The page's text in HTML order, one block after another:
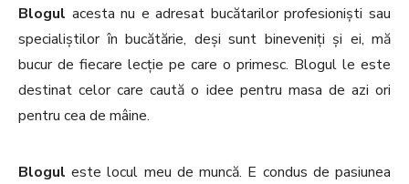
Blogul acesta nu e adresat bucătarilor profesioniști sau
specialiștilor în bucătărie, deși sunt bineveniți și ei, mă
bucur de fiecare lecție pe care o primesc. Blogul le este
destinat celor care caută o idee pentru masa de azi ori
pentru cea de mâine.
Blogul este locul meu de muncă. E condus de pasiunea